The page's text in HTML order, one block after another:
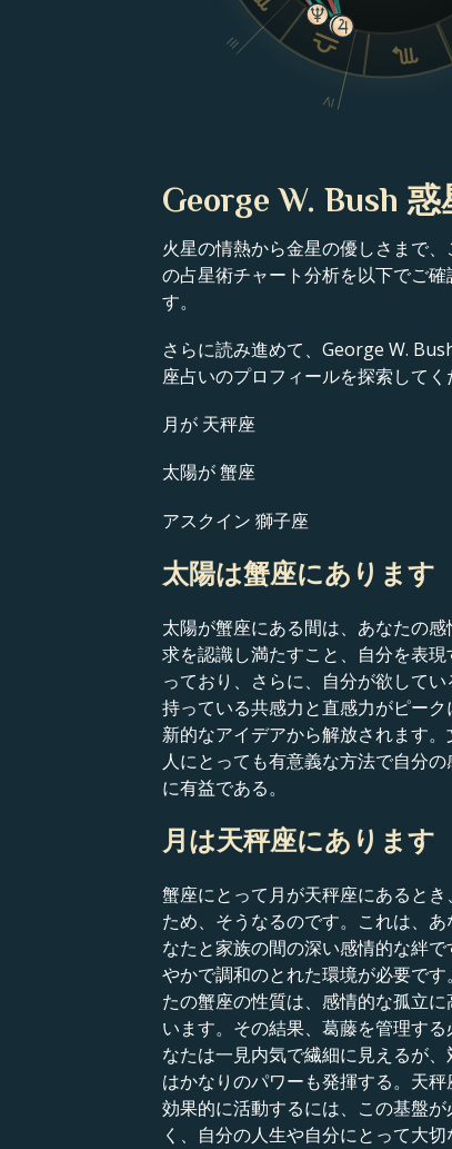
III
IV
George W. Bush
火星の情熱から金星の優しさまで
の占星術チャート分析を以下でご
す。
さらに読み進めて、George W.
座占いのプロフィールを探索してく
月が 天秤座
太陽が 蟹座
アスクイン 獅子座
太陽は蟹座にあります
太陽が蟹座にある間は、あなたの
求を認識し満たすこと、自分を表
っており、さらに、自分が欲して
持っている共感力と直感力がピー
新的なアイデアから解放されます
人にとっても有意義な方法で自分
に有益である。
月は天秤座にあります
蟹座にとって月が天秤座にあると
ため、そうなるのです。これは、
なたと家族の間の深い感情的な絆
やかで調和のとれた環境が必要で
たの蟹座の性質は、感情的な孤立
います。その結果、葛藤を管理す
なたは一見内気で繊細に見えるが
はかなりのパワーも発揮する。天
効果的に活動するには、この基盤
く、自分の人生や自分にとって大